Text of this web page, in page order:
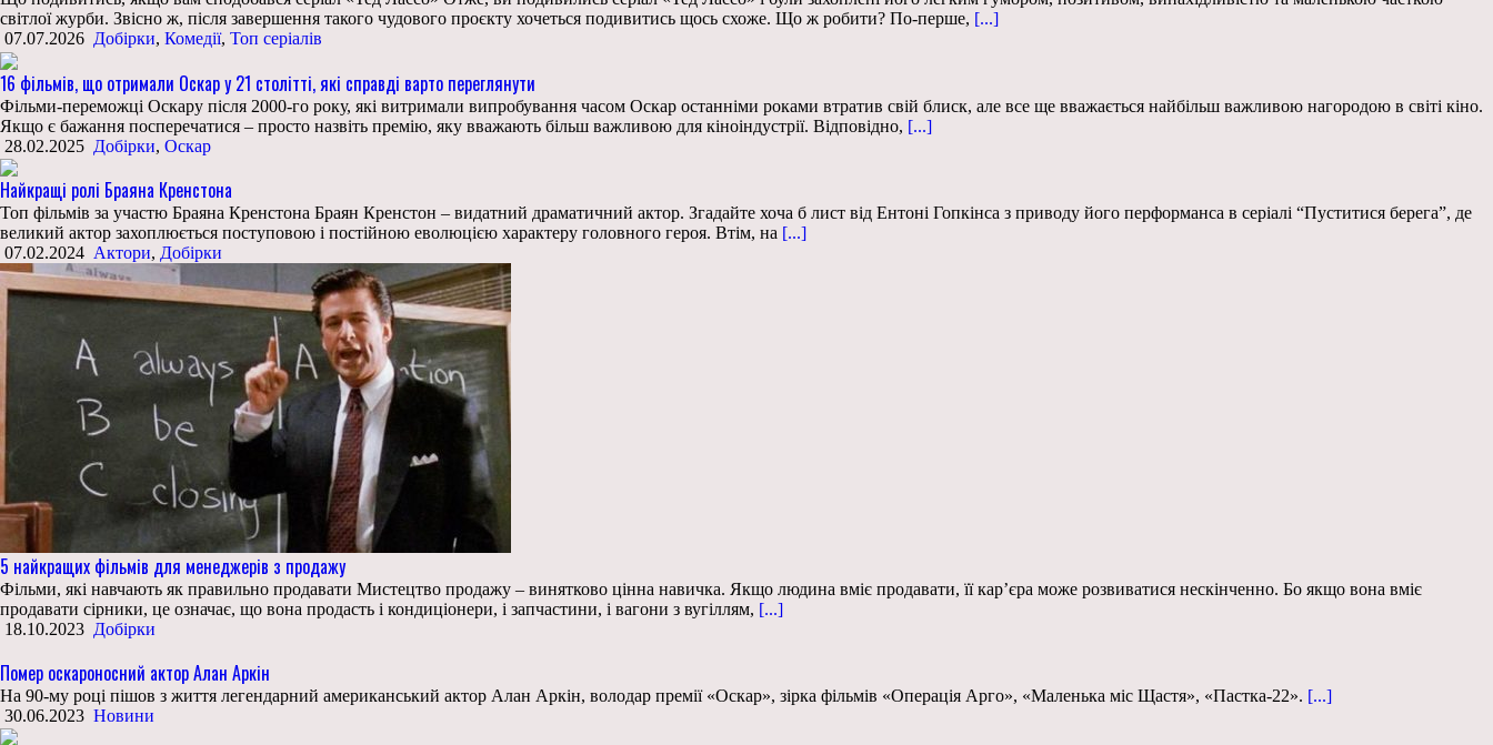
світлої журби. Звісно ж, після завершення такого чудового проєкту хочеться подивитись щось схоже. Що ж робити? По-перше, [...]
07.07.2026 Добірки, Комедії, Топ серіалів
16 фільмів, що отримали Оскар у 21 столітті, які справді варто переглянути
Фільми-переможці Оскару після 2000-го року, які витримали випробування часом Оскар останніми роками втратив свій блиск, але все ще вважається найбільш важливою нагородою в світі кіно.
Якщо є бажання посперечатися – просто назвіть премію, яку вважають більш важливою для кіноіндустрії. Відповідно, [...]
28.02.2025 Добірки, Оскар
Найкращі ролі Браяна Кренстона
Топ фільмів за участю Браяна Кренстона Браян Кренстон – видатний драматичний актор. Згадайте хоча б лист від Ентоні Гопкінса з приводу його перформанса в серіалі “Пуститися берега”, де
великий актор захоплюється поступовою і постійною еволюцією характеру головного героя. Втім, на [...]
07.02.2024 Актори, Добірки
5 найкращих фільмів для менеджерів з продажу
Фільми, які навчають як правильно продавати Мистецтво продажу – винятково цінна навичка. Якщо людина вміє продавати, її кар’єра може розвиватися нескінченно. Бо якщо вона вміє
продавати сірники, це означає, що вона продасть і кондиціонери, і запчастини, і вагони з вугіллям, [...]
18.10.2023 Добірки
Помер оскароносний актор Алан Аркін
На 90-му році пішов з життя легендарний американський актор Алан Аркін, володар премії «Оскар», зірка фільмів «Операція Арго», «Маленька міс Щастя», «Пастка-22». [...]
30.06.2023 Новини